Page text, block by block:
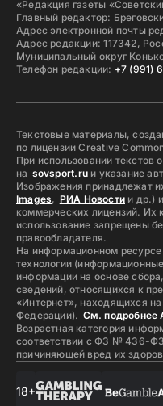
«Редакция газеты
Главный редактор:
Адрес электронной почты
Адрес редакции: 117342,
Муниципальный округ
Телефон редакции: +7 (991)
Текстовые материалы,
по лицензии Creative
При использовании текстов
на sovsport.ruи указание
Изображения принадлежат
Images, РИА Новости и др.)
коммерческих лицензий. Их
использование запрещены
правообладателя.
На информационном
технологии
информации на основе
сведений, относящихся к
«Интернет», находящихся
Федерации). См. подробнее
Возрастная категория
соответствии с ФЗ № 436-
причиняющей вред их
18+